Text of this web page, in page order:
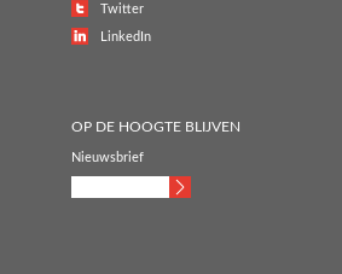
Twitter
LinkedIn
OP DE HOOGTE BLIJVEN
Nieuwsbrief